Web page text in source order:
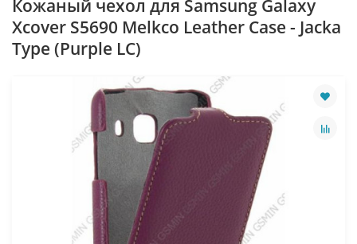
Кожаный чехол для Samsung Galaxy
Xcover S5690 Melkco Leather Case - Jacka
Type (Purple LC)